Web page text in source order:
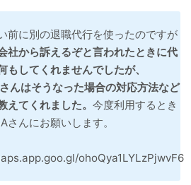
前に別の退職代行を使ったのですが
社から訴えるぞと言われたときに代
もしてくれませんでしたが、
んはそうなった場合の対応方法など
えてくれました。 今度利用するとき
さんにお願いします。
ohoQya1LYLzPjwvF6